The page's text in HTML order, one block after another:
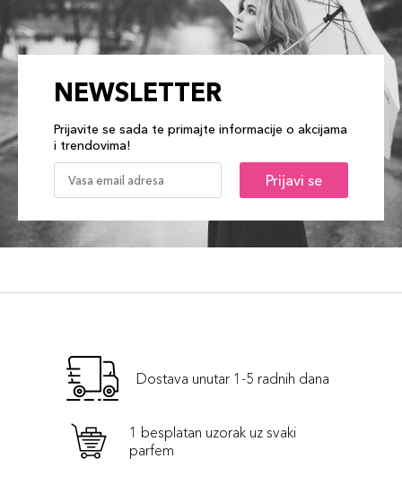
NEWSLETTER
Prijavite se sada te primajte informacije o akcijama
i trendovima!
Prijavi se
Dostava unutar 1-5 radnih dana
1 besplatan uzorak uz svaki
parfem